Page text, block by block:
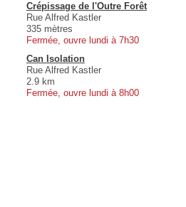
Crépissage de l'Outre Forêt
Rue Alfred Kastler
335 mètres
Fermée, ouvre lundi à 7h30
Can Isolation
Rue Alfred Kastler
2.9 km
Fermée, ouvre lundi à 8h00